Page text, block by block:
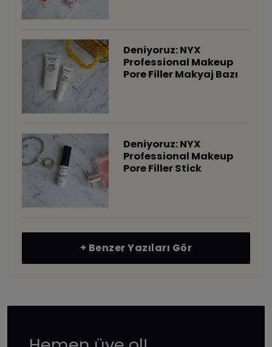
Deniyoruz: NYX
Professional Makeup
Pore Filler Makyaj Bazı
Deniyoruz: NYX
Professional Makeup
Pore Filler Stick
+ Benzer Yazıları Gör